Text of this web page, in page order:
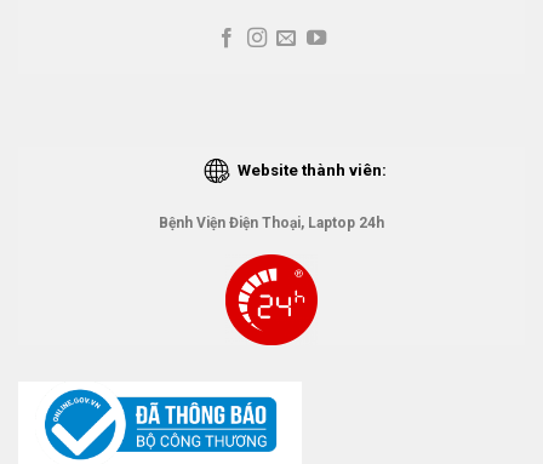
Website thành viên:
Bệnh Viện Điện Thoại, Laptop 24h